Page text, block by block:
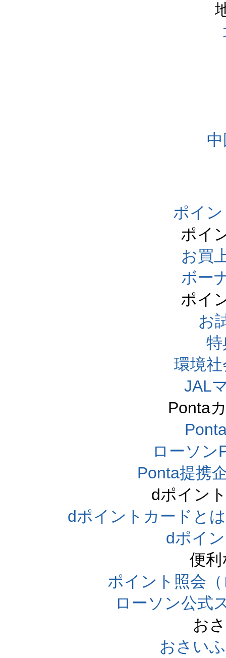
ポイ
ポイ
お買
ボー
ポイ
お
環境
JAL
Ponta
ローソン
Ponta提携
dポイン
dポイントカードと
dポイ
便
ポイント照会
ローソン公式
お
おさい